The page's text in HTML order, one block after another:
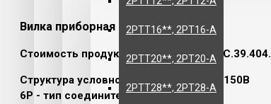
2РТТ16**, 2РТ16-А
2РТТ20**, 2РТ20-А
2РТТ28**, 2РТ28-А
Вилка приборная 6Р-150А
Стоимость продукции указана без НДС.39.404.
Структура условного обозначения 6Р-150В
6Р - тип соединителя;